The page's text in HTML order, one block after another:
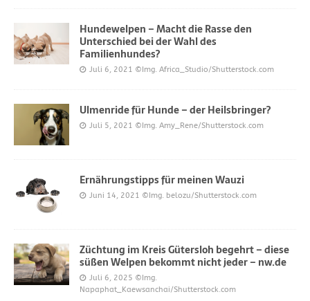
Hundewelpen – Macht die Rasse den
Unterschied bei der Wahl des
Familienhundes?
Juli 6, 2021 ©Img. Africa_Studio/Shutterstock.com
Ulmenride für Hunde – der Heilsbringer?
Juli 5, 2021 ©Img. Amy_Rene/Shutterstock.com
Ernährungstipps für meinen Wauzi
Juni 14, 2021 ©Img. belozu/Shutterstock.com
Züchtung im Kreis Gütersloh begehrt – diese
süßen Welpen bekommt nicht jeder – nw.de
Juli 6, 2025 ©Img.
Napaphat_Kaewsanchai/Shutterstock.com